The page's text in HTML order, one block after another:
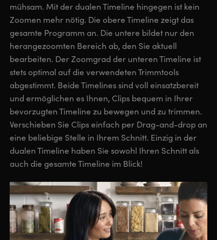
mühsam. Mit der dualen Timeline hingegen ist kein
Zoomen mehr nötig. Die obere Timeline zeigt das
gesamte Programm an. Die untere bildet nur den
herangezoomten Bereich ab, den Sie aktuell
bearbeiten. Der Zoomgrad der unteren Timeline ist
stets optimal auf die verwendeten Trimmtools
abgestimmt. Beide Timelines sind voll einsatzbereit
und ermöglichen es Ihnen, Clips bequem in Ihrer
bevorzugten Timeline zu bewegen und zu trimmen.
Verschieben Sie Clips einfach per Drag-and-drop an
eine beliebige Stelle in Ihrem Schnitt. Einzig in der
dualen Timeline haben Sie sowohl Ihren Schnitt als
auch die gesamte Timeline im Blick!